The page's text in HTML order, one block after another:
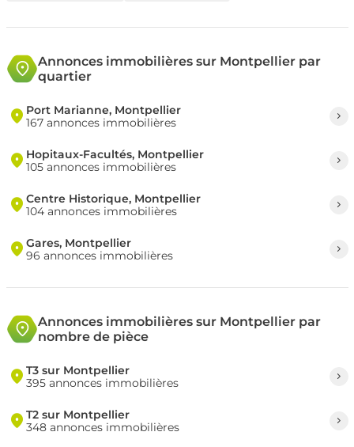
Annonces immobilières sur Montpellier par
quartier
Port Marianne, Montpellier
167 annonces immobilières
Hopitaux-Facultés, Montpellier
105 annonces immobilières
Centre Historique, Montpellier
104 annonces immobilières
Gares, Montpellier
96 annonces immobilières
Annonces immobilières sur Montpellier par
nombre de pièce
T3 sur Montpellier
395 annonces immobilières
T2 sur Montpellier
348 annonces immobilières